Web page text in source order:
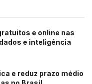
e online nas
e inteligência
e reduz prazo médio